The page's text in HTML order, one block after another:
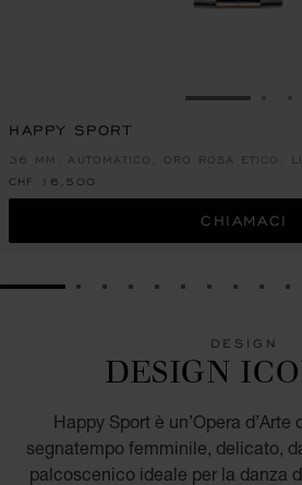
VAI ALLA
HAPPY SPORT
36 MM, AUTOMATICO, ORO ROSA ETICO,
CHF 16,500
CHIAMACI
GO TO SLIDE 1GO TO SLIDE 2
GO TO SLIDE 3
GO TO SLIDE 4
GO TO SLIDE 5
GO TO SLIDE
GO TOGO TO
GO
DESIGN
DESIGN
Happy Sport è un’Opera d’Arte
segnatempo femminile, delicato,
palcoscenico ideale per la danza